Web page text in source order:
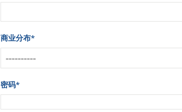
商业分布*
密码*